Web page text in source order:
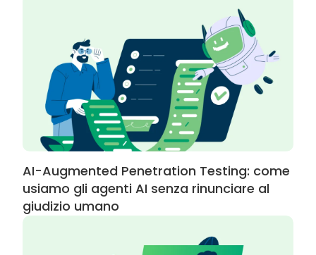
AI-Augmented Penetration Testing: come
usiamo gli agenti AI senza rinunciare al
giudizio umano